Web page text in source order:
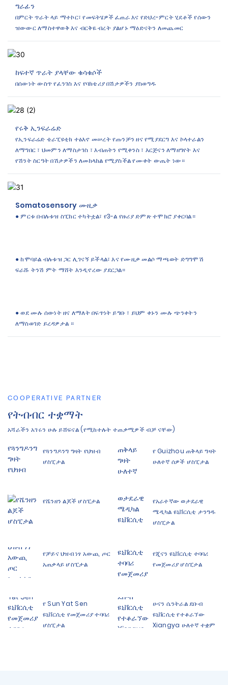
ግራፊን
በምርት ጥራት ላይ ማተኮር፣ የመፍትሄዎች ፈጠራ እና የድህረ-ምርት ሂደቶች የሰውን
ዝውውር ለማስተዋወቅ እና ብርቅዬ ብረት ያልሆኑ ማዕድናትን ለመጨመር
ከፍተኛ ጥራት ያላቸው ቁሳቁሶች
በሰውነት ውስጥ የፈንገስ እና የባክቴሪያ በሽታዎችን ያስወግዱ
የሩቅ ኢንፍራሬድ
የኢንፍራሬድ ቴራፒዩቲክ ተፅእኖ መሠረት የጡንቻን ዘና የሚያደርግ እና ኮላተራልን
ለማግበር ፣ ህመምን ለማስታገስ ፣ እብጠትን የሚቀንስ ፣ እርጅናን ለማዘግየት እና
የሽንት ስርዓት በሽታዎችን ለመከላከል የሚያስችል የሙቀት ውጤት ነው።
Somatosensory ሙዚቃ
● ምርቱ በብሉቱዝ ስፒከር ተካትቷል፣ የ3-ል የዙሪያ ድምጽ ተሞክሮ ያቀርባል።
● ከሞባይል ብሉቱዝ ጋር ሊገናኝ ይችላል፣ እና የሙዚቃ መልሶ ማጫወት ድግግሞሽ
ፍራሹ ትንሽ ምት ማሸት እንዲኖረው ያደርጋል።
● ወደ ሙሉ ሰውነት ዘና ለማለት በፍጥነት ይግቡ ፣ ይህም ቀኑን ሙሉ ጭንቀትን
ለማስወገድ ይረዳዎታል ።
COOPERATIVE PARTNER
የትብብር ተቋማት
አሻራችን አገሩን ሁሉ ይሸፍናል (የሚከተሉት ተጠቃሚዎች ብቻ ናቸው)
የጓንግዶንግ ግዛት የህዝብ
ሆስፒታል
የ Guizhou ጠቅላይ ግዛት
ሁለተኛ ሰዎች ሆስፒታል
የሼንዘን ልጆች ሆስፒታል
የአራተኛው ወታደራዊ
ሜዲካል ዩኒቨርሲቲ ታንግዱ
ሆስፒታል
የቻይና ህዝብ ነፃ አውጪ ጦር
አጠቃላይ ሆስፒታል
የጂናን ዩኒቨርሲቲ ተባባሪ
የመጀመሪያ ሆስፒታል
የ Sun Yat Sen
ዩኒቨርሲቲ የመጀመሪያ ተባባሪ
ሆስፒታል
ሁናን ሴንትራል ደቡብ
ዩኒቨርሲቲ የተቆራኘው
Xiangya ሁለተኛ ተቋም